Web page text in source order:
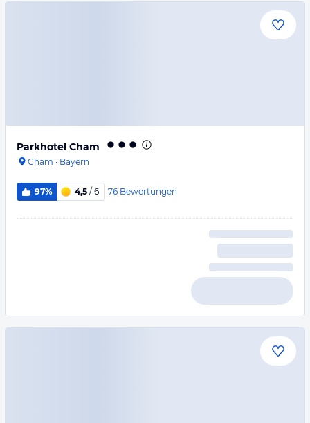
Parkhotel Cham
Cham · Bayern
97% 4,5 / 6 76 Bewertungen